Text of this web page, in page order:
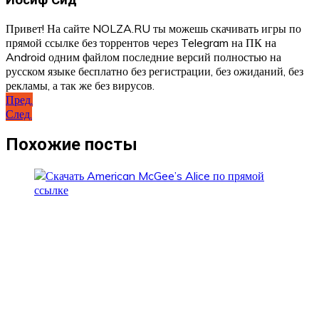
Привет! На сайте NOLZA.RU ты можешь скачивать игры по
прямой ссылке без торрентов через Telegram на ПК на
Android одним файлом последние версий полностью на
русском языке бесплатно без регистрации, без ожиданий, без
рекламы, а так же без вирусов.
Навигация
по
записям
Пред.
След.
Похожие посты